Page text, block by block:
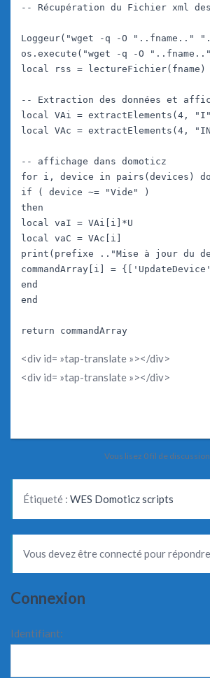
-- Récupération du Fichier xml
Loggeur("wget -q -O "..fname.."
os.execute("wget -q -O
local rss = lectureFichier(fname)
-- Extraction des données et
local VAi = extractElements(4,
local VAc = extractElements(4,
-- affichage dans domoticz
for i, device in pairs(devices) do
if ( device ~= "Vide" )
then
local vaI = VAi[i]*U
local vaC = VAc[i]
print(prefixe .."Mise à jour du
commandArray[i] =
end
end
<div id= »tap-translate »></div>
<div id= »tap-translate »></div>
Vous lisez 0 fil de discussion
Étiqueté : WES Domoticz scripts
Vous devez être connecté pour
Connexion
Identifiant: